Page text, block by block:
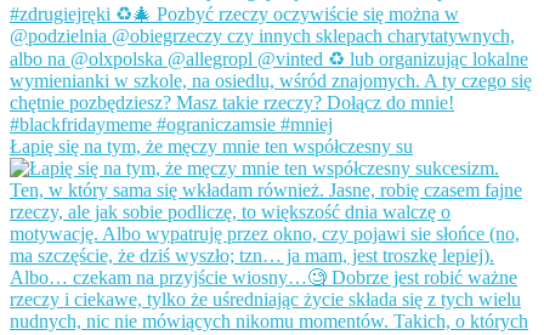
Łapię się na tym, że męczy mnie ten współczesny su